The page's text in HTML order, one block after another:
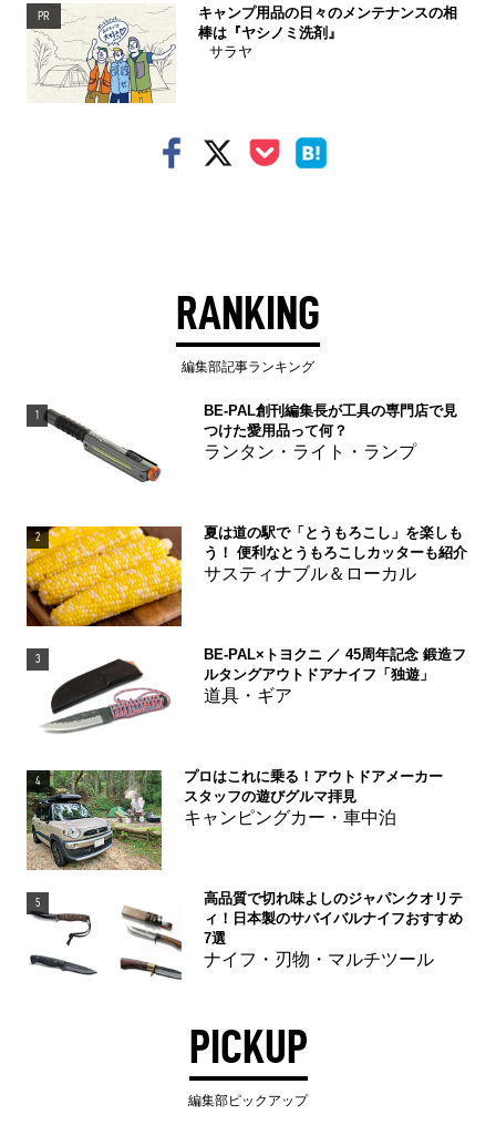
PR
キャンプ用品の日々のメンテナンスの相
棒は『ヤシノミ洗剤』
サラヤ
RANKING
編集部記事ランキング
1
BE-PAL創刊編集長が工具の専門店で見
つけた愛用品って何？
ランタン・ライト・ランプ
2
夏は道の駅で「とうもろこし」を楽しも
う！ 便利なとうもろこしカッターも紹介
サスティナブル＆ローカル
3
BE-PAL×トヨクニ ／ 45周年記念 鍛造フ
ルタングアウトドアナイフ「独遊」
道具・ギア
4
プロはこれに乗る！アウトドアメーカー
スタッフの遊びグルマ拝見
キャンピングカー・車中泊
5
高品質で切れ味よしのジャパンクオリテ
ィ！日本製のサバイバルナイフおすすめ
7選
ナイフ・刃物・マルチツール
PICKUP
編集部ピックアップ